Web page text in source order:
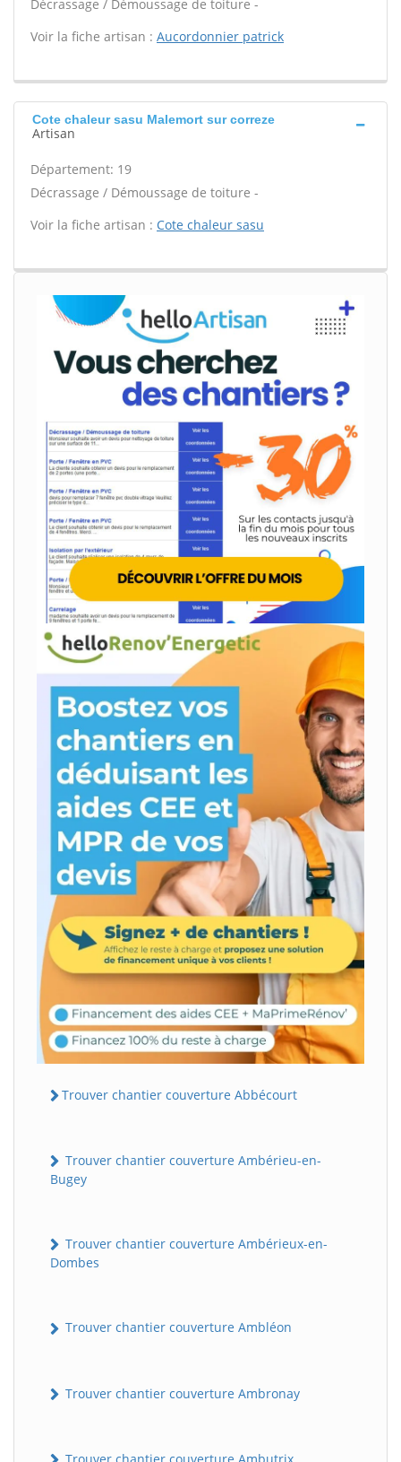
Décrassage / Démoussage de toiture -
Voir la fiche artisan : Aucordonnier patrick
Cote chaleur sasu Malemort sur correze
Artisan
Département: 19
Décrassage / Démoussage de toiture -
Voir la fiche artisan : Cote chaleur sasu
Trouver chantier couverture Abbécourt
Trouver chantier couverture Ambérieu-en-
Bugey
Trouver chantier couverture Ambérieux-en-
Dombes
Trouver chantier couverture Ambléon
Trouver chantier couverture Ambronay